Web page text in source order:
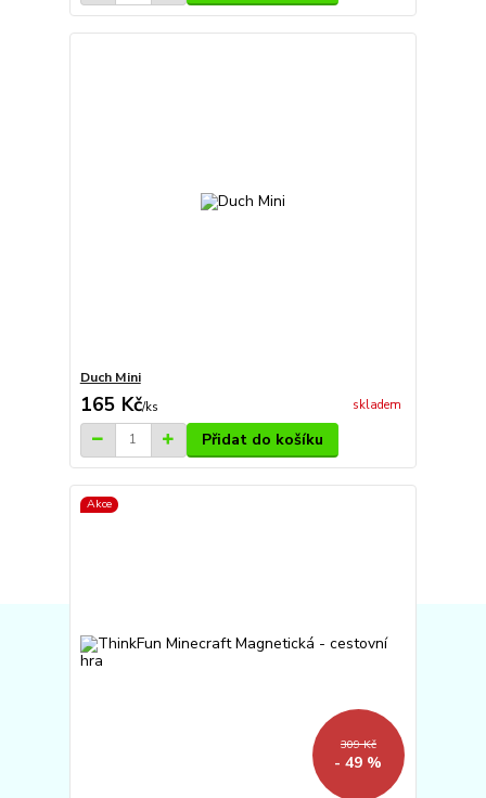
Duch Mini
165 Kč/ks skladem
Přidat do košíku
Akce
309 Kč
- 49 %